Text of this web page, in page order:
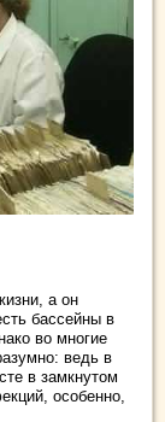
а он
бассейны в
во многие
ведь в
в замкнутом
особенно,